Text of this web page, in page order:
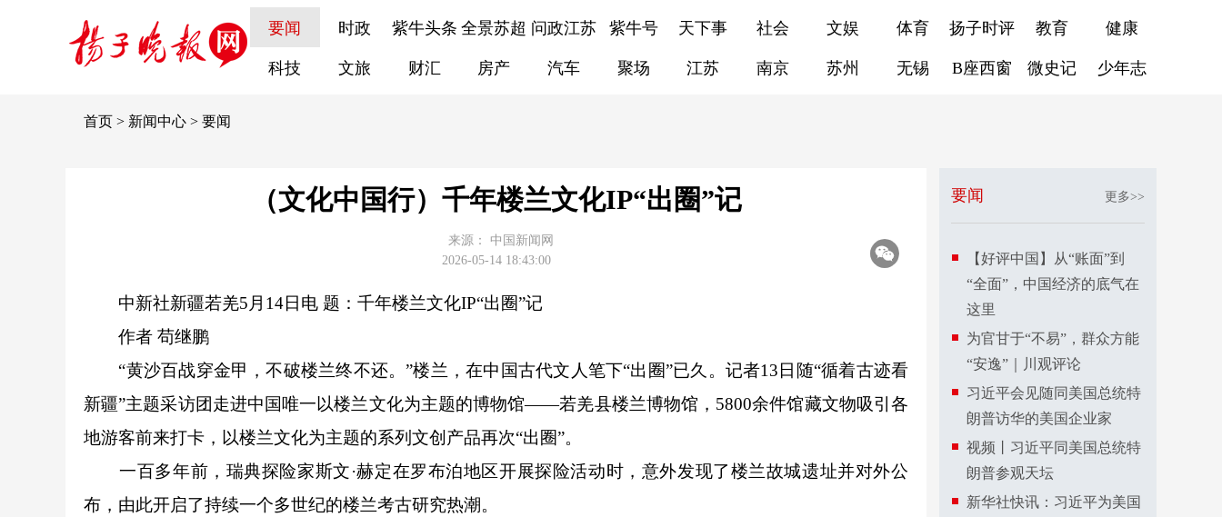
要闻 时政 紫牛头条 全景苏超 问政江苏 紫牛号 天下事 社会 文娱 体育 扬子时评 教育 健康
科技 文旅 财汇 房产 汽车 聚场 江苏 南京 苏州 无锡 B座西窗 微史记 少年志
首页 > 新闻中心 > 要闻
（文化中国行）千年楼兰文化IP“出圈”记
来源：
中国新闻网
2026-05-14 18:43:00
中新社新疆若羌5月14日电 题：千年楼兰文化IP“出圈”记
作者 苟继鹏
“黄沙百战穿金甲，不破楼兰终不还。”楼兰，在中国古代文人笔下“出圈”已久。记者13日随“循着古迹看
新疆”主题采访团走进中国唯一以楼兰文化为主题的博物馆——若羌县楼兰博物馆，5800余件馆藏文物吸引各
地游客前来打卡，以楼兰文化为主题的系列文创产品再次“出圈”。
一百多年前，瑞典探险家斯文·赫定在罗布泊地区开展探险活动时，意外发现了楼兰故城遗址并对外公
布，由此开启了持续一个多世纪的楼兰考古研究热潮。
要闻 更多>>
【好评中国】从“账面”到
“全面”，中国经济的底气在
这里
为官甘于“不易”，群众方能
“安逸”｜川观评论
习近平会见随同美国总统特
朗普访华的美国企业家
视频丨习近平同美国总统特
朗普参观天坛
新华社快讯：习近平为美国